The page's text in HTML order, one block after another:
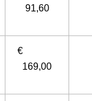
91,60
€
169,00